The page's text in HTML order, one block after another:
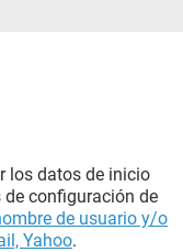
los datos de inicio
de configuración de
de usuario y/o
Yahoo.